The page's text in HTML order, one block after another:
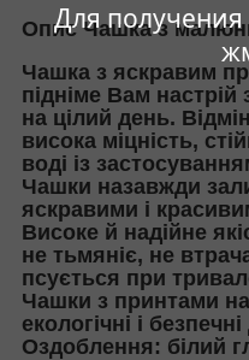
Для получения
Опис Чашка з
Чашка з яскравим
підніме Вам настрій
на цілий день.
висока міцність,
воді із
Чашки назавжди
яскравими і
Високе й надійне
не тьмяніє, не
псується при
Чашки з принтами
екологічні і
Оздоблення: білий